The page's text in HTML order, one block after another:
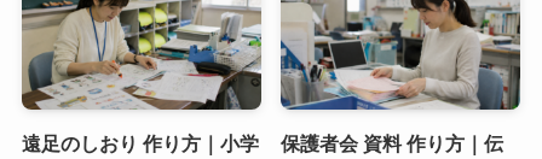
遠足のしおり 作り方｜小学
保護者会 資料 作り方｜伝